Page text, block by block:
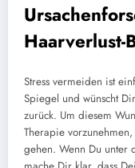
Haarverlust-
Stress vermeiden ist
Spiegel und wünscht
zurück. Um diesem
Therapie
gehen. Wenn Du unter